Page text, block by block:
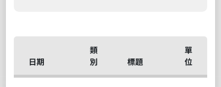
日期
類
別
標題
單
位